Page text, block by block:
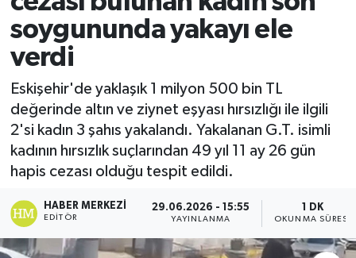
soygununda yakayı ele
verdi
Eskişehir'de yaklaşık 1 milyon 500 bin TL
değerinde altın ve ziynet eşyası hırsızlığı ile ilgili
2'si kadın 3 şahıs yakalandı. Yakalanan G.T. isimli
kadının hırsızlık suçlarından 49 yıl 11 ay 26 gün
hapis cezası olduğu tespit edildi.
HABER MERKEZI
EDITÖR
29.06.2026 - 15:55
YAYINLANMA
1 DK
OKUNMA SÜRESI
Ekonomi
Sağlık
Tokat Haber